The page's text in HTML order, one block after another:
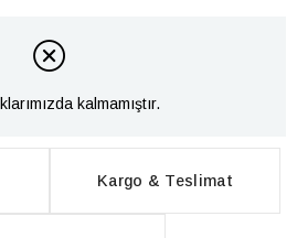
kalmamıştır.
Kargo & Teslimat